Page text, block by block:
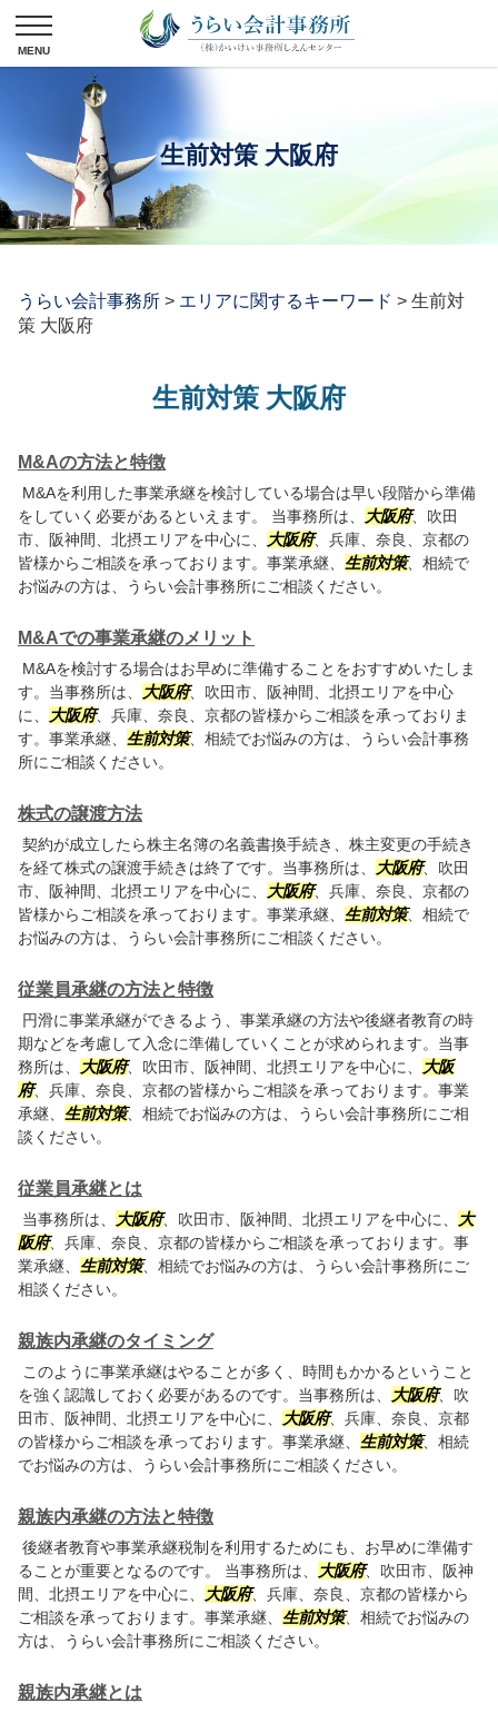
生前対策 大阪府
うらい会計事務所 > エリアに関するキーワード > 生前対
策 大阪府
生前対策 大阪府
M&Aの方法と特徴
M&Aを利用した事業承継を検討している場合は早い段階から準備
をしていく必要があるといえます。 当事務所は、
大阪府、吹田
市、阪神間、北摂エリアを中心に、
大阪府、兵庫、奈良、京都の
皆様からご相談を承っております。事業承継、 生前対策、相続で
お悩みの方は、うらい会計事務所にご相談ください。
M&Aでの事業承継のメリット
M&Aを検討する場合はお早めに準備することをおすすめいたしま
す。当事務所は、
大阪府、吹田市、阪神間、北摂エリアを中心
に、
大阪府、兵庫、奈良、京都の皆様からご相談を承っておりま
す。事業承継、 生前対策、相続でお悩みの方は、うらい会計事務
所にご相談ください。
株式の譲渡方法
契約が成立したら株主名簿の名義書換手続き、株主変更の手続き
を経て株式の譲渡手続きは終了です。当事務所は、
大阪府、吹田
市、阪神間、北摂エリアを中心に、
大阪府、兵庫、奈良、京都の
皆様からご相談を承っております。事業承継、 生前対策、相続で
お悩みの方は、うらい会計事務所にご相談ください。
従業員承継の方法と特徴
円滑に事業承継ができるよう、事業承継の方法や後継者教育の時
期などを考慮して入念に準備していくことが求められます。当事
務所は、
大阪府、吹田市、阪神間、北摂エリアを中心に、
大阪
府、兵庫、奈良、京都の皆様からご相談を承っております。事業
承継、 生前対策、相続でお悩みの方は、うらい会計事務所にご相
談ください。
従業員承継とは
当事務所は、 大阪府、吹田市、阪神間、北摂エリアを中心に、
大
阪府、兵庫、奈良、京都の皆様からご相談を承っております。事
業承継、 生前対策、相続でお悩みの方は、うらい会計事務所にご
相談ください。
親族内承継のタイミング
このように事業承継はやることが多く、時間もかかるということ
を強く認識しておく必要があるのです。当事務所は、
大阪府、吹
田市、阪神間、北摂エリアを中心に、
大阪府、兵庫、奈良、京都
の皆様からご相談を承っております。事業承継、 生前対策、相続
でお悩みの方は、うらい会計事務所にご相談ください。
親族内承継の方法と特徴
後継者教育や事業承継税制を利用するためにも、お早めに準備す
ることが重要となるのです。 当事務所は、
大阪府、吹田市、阪神
間、北摂エリアを中心に、
大阪府、兵庫、奈良、京都の皆様から
ご相談を承っております。事業承継、 生前対策、相続でお悩みの
方は、うらい会計事務所にご相談ください。
親族内承継とは